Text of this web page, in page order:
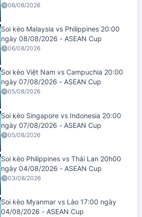
06/08/2026
Soi kèo Malaysia vs Philippines 20:00
ngày 08/08/2026 - ASEAN Cup
06/08/2026
Soi kèo Việt Nam vs Campuchia 20:00
ngày 07/08/2026 - ASEAN Cup
05/08/2026
Soi kèo Singapore vs Indonesia 20:00
ngày 07/08/2026 - ASEAN Cup
05/08/2026
Soi kèo Philippines vs Thái Lan 20h00
ngày 04/08/2026 - ASEAN Cup
03/08/2026
Soi kèo Myanmar vs Lào 17:00 ngày
04/08/2026 - ASEAN Cup